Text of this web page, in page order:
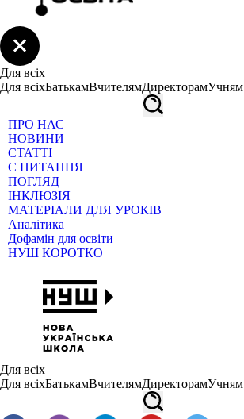
Для всіх
Для всіхБатькамВчителямДиректорамУчням
ПРО НАС
НОВИНИ
СТАТТІ
Є ПИТАННЯ
ПОГЛЯД
ІНКЛЮЗІЯ
МАТЕРІАЛИ ДЛЯ УРОКІВ
Аналітика
Дофамін для освіти
НУШ КОРОТКО
Для всіх
Для всіхБатькамВчителямДиректорамУчням